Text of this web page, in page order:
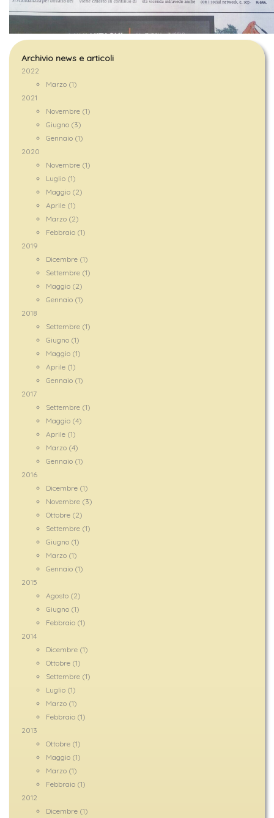
Archivio news e articoli
2022
Marzo (1)
2021
Novembre (1)
Giugno (3)
Gennaio (1)
2020
Novembre (1)
Luglio (1)
Maggio (2)
Aprile (1)
Marzo (2)
Febbraio (1)
2019
Dicembre (1)
Settembre (1)
Maggio (2)
Gennaio (1)
2018
Settembre (1)
Giugno (1)
Maggio (1)
Aprile (1)
Gennaio (1)
2017
Settembre (1)
Maggio (4)
Aprile (1)
Marzo (4)
Gennaio (1)
2016
Dicembre (1)
Novembre (3)
Ottobre (2)
Settembre (1)
Giugno (1)
Marzo (1)
Gennaio (1)
2015
Agosto (2)
Giugno (1)
Febbraio (1)
2014
Dicembre (1)
Ottobre (1)
Settembre (1)
Luglio (1)
Marzo (1)
Febbraio (1)
2013
Ottobre (1)
Maggio (1)
Marzo (1)
Febbraio (1)
2012
Dicembre (1)